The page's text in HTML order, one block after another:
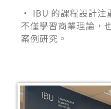
• IBU 的課程設計注
不僅學習商業理論，
案例研究。